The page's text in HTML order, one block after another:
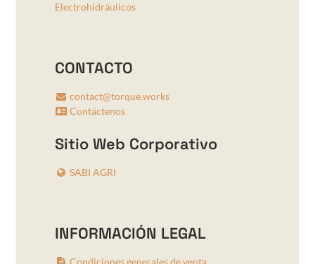
Electrohidráulicos
CONTACTO
contact@torque.works
Contáctenos
Sitio Web Corporativo
SABI AGRI
INFORMACIÓN LEGAL